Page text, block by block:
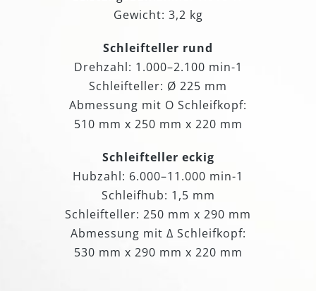
Gewicht: 3,2 kg
Schleifteller rund
Drehzahl: 1.000–2.100 min-1
Schleifteller: Ø 225 mm
Abmessung mit O Schleifkopf:
510 mm x 250 mm x 220 mm
Schleifteller eckig
Hubzahl: 6.000–11.000 min-1
Schleifhub: 1,5 mm
Schleifteller: 250 mm x 290 mm
Abmessung mit Δ Schleifkopf:
530 mm x 290 mm x 220 mm